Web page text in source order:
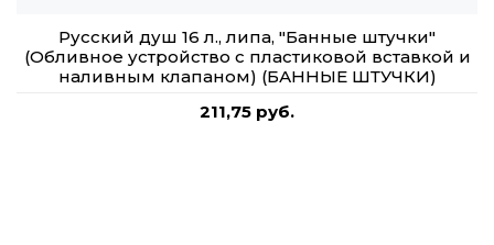
Русский душ 16 л., липа, "Банные штучки"
(Обливное устройство c пластиковой вставкой и
наливным клапаном) (БАННЫЕ ШТУЧКИ)
211,75 руб.